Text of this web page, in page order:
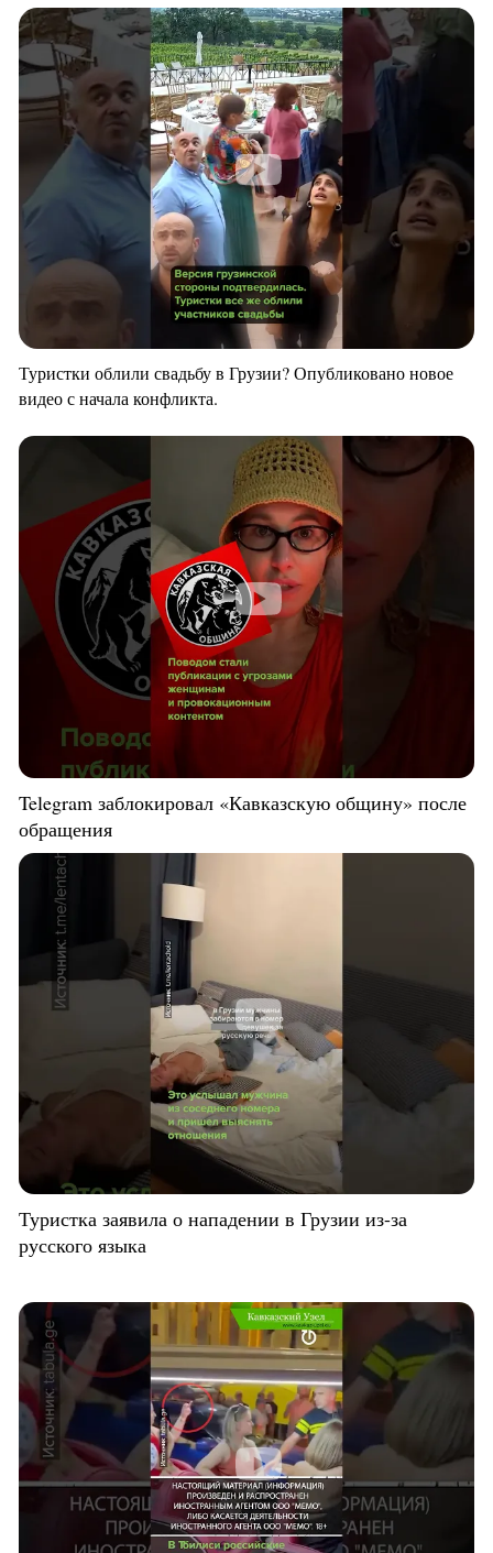
Туристки облили свадьбу в Грузии? Опубликовано новое
видео с начала конфликта.
Telegram заблокировал «Кавказскую общину» после
обращения
Туристка заявила о нападении в Грузии из-за
русского языка